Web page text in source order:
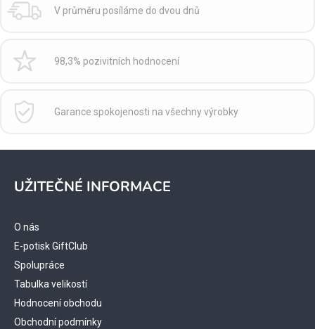
V průměru posíláme do dvou dnů
98,3% pozivitních hodnocení
Garance spokojenosti na všechny výrobky
UŽITEČNÉ INFORMACE
O nás
E-potisk GiftClub
Spolupráce
Tabulka velikostí
Hodnocení obchodu
Obchodní podmínky